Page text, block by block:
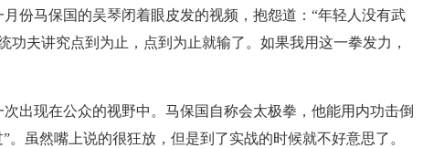
份马保国的吴琴闭着眼皮发的视频，抱怨道：“年轻人没有武
功夫讲究点到为止，点到为止就输了。如果我用这一拳发力，
出现在公众的视野中。马保国自称会太极拳，他能用内功击倒
。虽然嘴上说的很狂放，但是到了实战的时候就不好意思了。